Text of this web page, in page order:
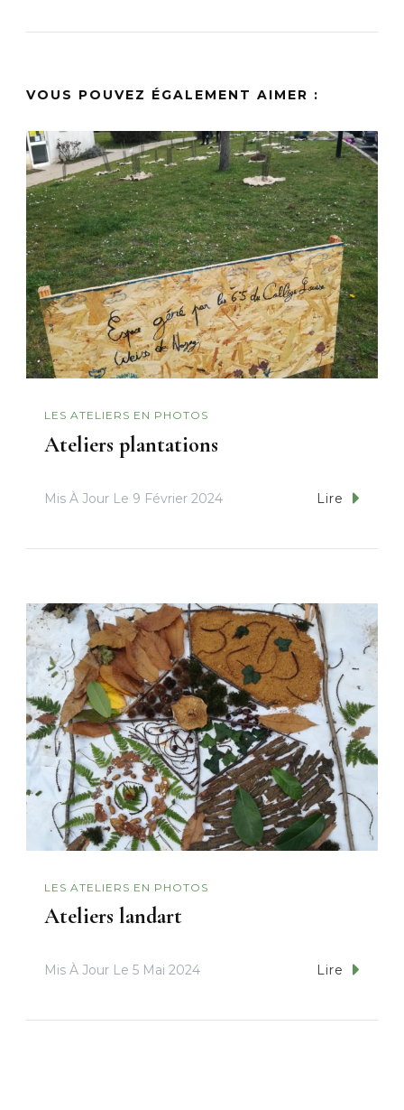
VOUS POUVEZ ÉGALEMENT AIMER :
LES ATELIERS EN PHOTOS
Ateliers plantations
Mis À Jour Le 9 Février 2024 Lire
LES ATELIERS EN PHOTOS
Ateliers landart
Mis À Jour Le 5 Mai 2024 Lire